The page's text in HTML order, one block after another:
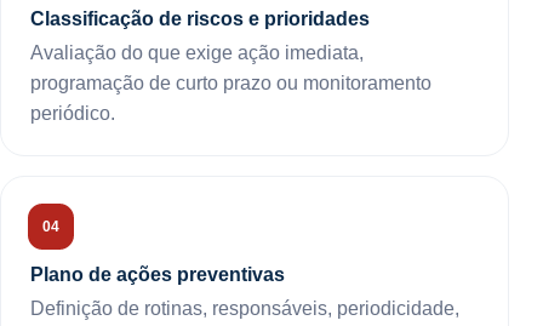
Classificação de riscos e prioridades
Avaliação do que exige ação imediata,
programação de curto prazo ou monitoramento
periódico.
Plano de ações preventivas
Definição de rotinas, responsáveis, periodicidade,